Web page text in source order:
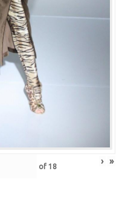
of 18 › »